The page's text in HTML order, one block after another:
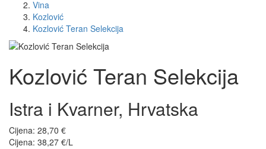
Vina
Kozlović
Kozlović Teran Selekcija
Kozlović Teran Selekcija
Istra i Kvarner, Hrvatska
Cijena: 28,70 €
Cijena: 38,27 €/L